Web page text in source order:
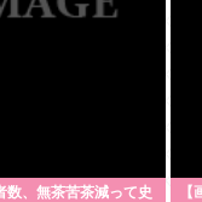
数、無茶苦茶減って史